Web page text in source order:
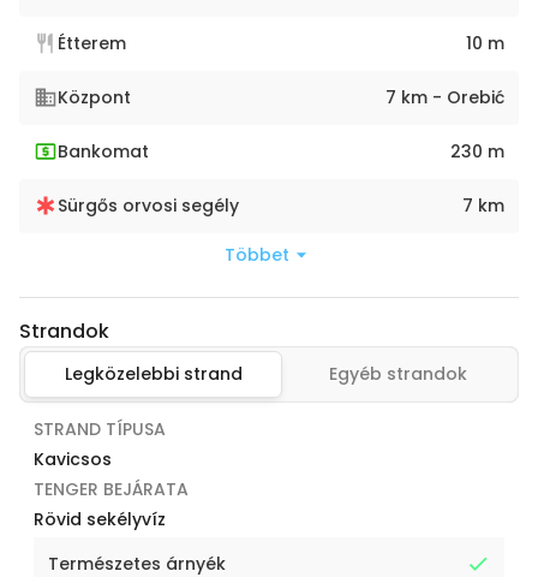
Étterem 10 m
Központ 7 km - Orebić
Bankomat 230 m
Sürgős orvosi segély 7 km
Többet
Strandok
Legközelebbi strand Egyéb strandok
STRAND TÍPUSA
Kavicsos
TENGER BEJÁRATA
Rövid sekélyvíz
Természetes árnyék